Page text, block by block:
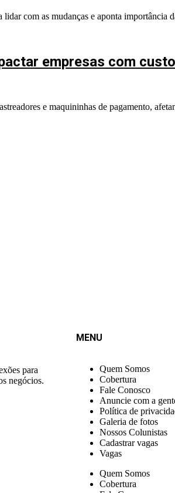
lidar com as mudanças e aponta importância
empresas com
e maquininhas de pagamento,
para
negócios.
MENU
Quem Somos
Cobertura
Fale Conosco
Anuncie com a
Política de
Galeria de fotos
Nossos Colunistas
Cadastrar vagas
Vagas
Quem Somos
Cobertura